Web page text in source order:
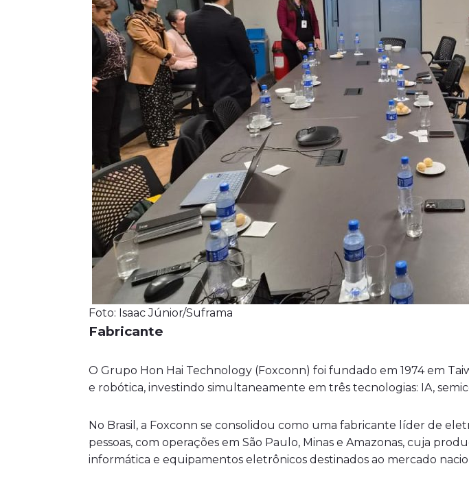
Foto: Isaac Júnior/Suframa
Fabricante
O Grupo Hon Hai Technology (Foxconn) foi fundado em 1974 em
e robótica, investindo simultaneamente em três tecnologias: IA,
No Brasil, a Foxconn se consolidou como uma fabricante líder de
pessoas, com operações em São Paulo, Minas e Amazonas, cuja
informática e equipamentos eletrônicos destinados ao mercado